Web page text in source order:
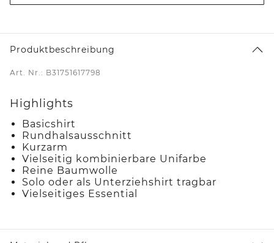
Produktbeschreibung
Art. Nr.: B31751617798
Highlights
Basicshirt
Rundhalsausschnitt
Kurzarm
Vielseitig kombinierbare Unifarbe
Reine Baumwolle
Solo oder als Unterziehshirt tragbar
Vielseitiges Essential